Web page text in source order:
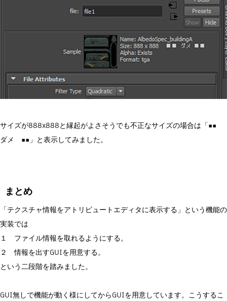
サイズが888x888と縁起がよさそうでも不正なサイズの場合は「■■
ダメ ■■」と表示してみました。
まとめ
「テクスチャ情報をアトリビュートエディタに表示する」という機能の
実装では
１ ファイル情報を取れるようにする。
２ 情報を出すGUIを用意する。
という二段階を踏みました。
GUI無しで機能が動く様にしてからGUIを用意しています。こうするこ